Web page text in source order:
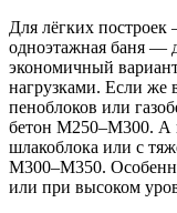
Для лёгких построек
одноэтажная баня —
экономичный
нагрузками. Если же
пеноблоков или
бетон М250–М300. А
шлакоблока или с
М300–М350.
или при высоком